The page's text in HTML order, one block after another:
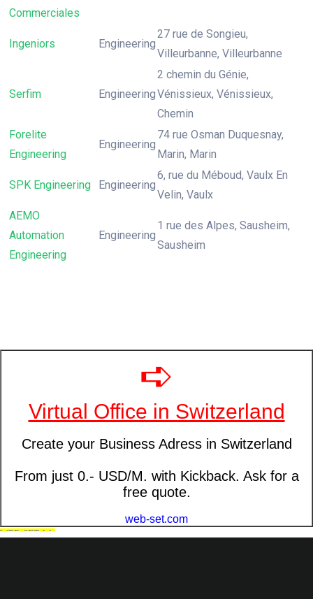
Commerciales
Ingeniors Engineering
27 rue de Songieu,
Villeurbanne, Villeurbanne
Serfim Engineering
2 chemin du Génie,
Vénissieux, Vénissieux,
Chemin
Forelite
Engineering
Engineering
74 rue Osman Duquesnay,
Marin, Marin
SPK Engineering Engineering
6, rue du Méboud, Vaulx En
Velin, Vaulx
AEMO
Automation
Engineering
Engineering
1 rue des Alpes, Sausheim,
Sausheim